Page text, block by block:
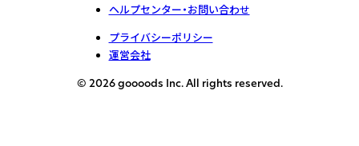
ヘルプセンター・お問い合わせ
プライバシーポリシー
運営会社
© 2026 goooods Inc. All rights reserved.